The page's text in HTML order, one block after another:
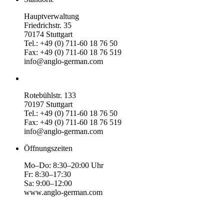
Hauptverwaltung
Friedrichstr. 35
70174 Stuttgart
Tel.: +49 (0) 711-60 18 76 50
Fax: +49 (0) 711-60 18 76 519
info@anglo-german.com
Rotebühlstr. 133
70197 Stuttgart
Tel.: +49 (0) 711-60 18 76 50
Fax: +49 (0) 711-60 18 76 519
info@anglo-german.com
Öffnungszeiten
Mo–Do: 8:30–20:00 Uhr
Fr: 8:30–17:30
Sa: 9:00–12:00
www.anglo-german.com